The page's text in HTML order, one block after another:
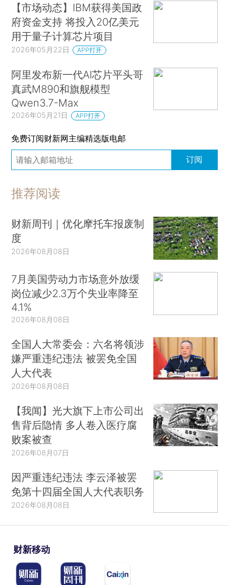
【市场动态】IBM获得美国政
府资金支持 将投入20亿美元
用于量子计算芯片项目
2026年05月22日 APP打开
阿里发布新一代AI芯片平头哥
真武M890和旗舰模型
Qwen3.7-Max
2026年05月21日 APP打开
免费订阅财新网主编精选版电邮
订阅
推荐阅读
财新周刊｜优化摩托车报废制
度
2026年08月08日
7月美国劳动力市场意外放缓
岗位减少2.3万个失业率降至
4.1%
2026年08月08日
全国人大常委会：六名将领涉
嫌严重违纪违法 被罢免全国
人大代表
2026年08月08日
【我闻】光大旗下上市公司出
售背后隐情 多人卷入医疗腐
败案被查
2026年08月07日
因严重违纪违法 李云泽被罢
免第十四届全国人大代表职务
2026年08月08日
财新移动